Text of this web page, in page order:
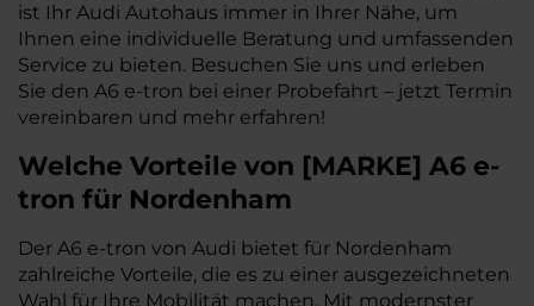
ist Ihr Audi Autohaus immer in Ihrer Nähe, um
Ihnen eine individuelle Beratung und umfassenden
Service zu bieten. Besuchen Sie uns und erleben
Sie den A6 e-tron bei einer Probefahrt – jetzt Termin
vereinbaren und mehr erfahren!
Welche Vorteile von [MARKE] A6 e-
tron für Nordenham
Der A6 e-tron von Audi bietet für Nordenham
zahlreiche Vorteile, die es zu einer ausgezeichneten
Wahl für Ihre Mobilität machen. Mit modernster